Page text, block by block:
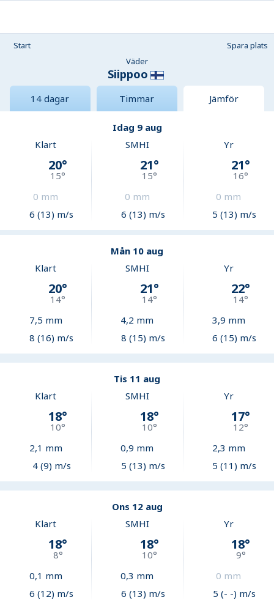
Start
Spara plats
Väder
Siippoo
14 dagar Timmar Jämför
Idag 9 aug
Klart
20°
15°
0 mm
6 (13) m/s
SMHI
21°
15°
0 mm
6 (13) m/s
Yr
21°
16°
0 mm
5 (13) m/s
Mån 10 aug
Klart
20°
14°
7,5 mm
8 (16) m/s
SMHI
21°
14°
4,2 mm
8 (15) m/s
Yr
22°
14°
3,9 mm
6 (15) m/s
Tis 11 aug
Klart
18°
10°
2,1 mm
4 (9) m/s
SMHI
18°
10°
0,9 mm
5 (13) m/s
Yr
17°
12°
2,3 mm
5 (11) m/s
Ons 12 aug
Klart
18°
8°
0,1 mm
6 (12) m/s
SMHI
18°
10°
0,3 mm
6 (13) m/s
Yr
18°
9°
0 mm
5 (- -) m/s